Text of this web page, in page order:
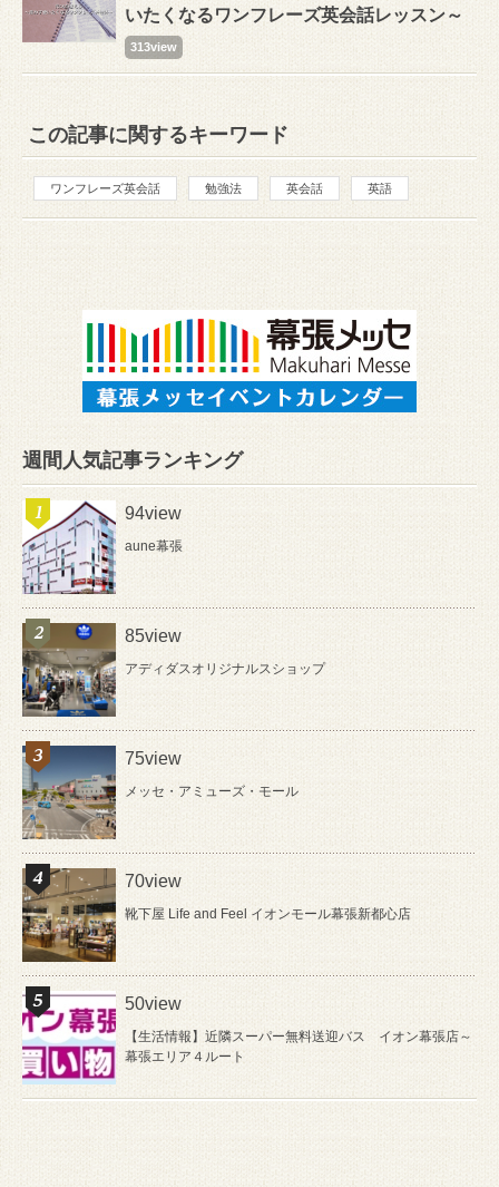
いたくなるワンフレーズ英会話レッスン～
313view
この記事に関するキーワード
ワンフレーズ英会話 勉強法 英会話 英語
週間人気記事ランキング
94view
aune幕張
85view
アディダスオリジナルスショップ
75view
メッセ・アミューズ・モール
70view
靴下屋 Life and Feel イオンモール幕張新都心店
50view
【生活情報】近隣スーパー無料送迎バス イオン幕張店～
幕張エリア４ルート